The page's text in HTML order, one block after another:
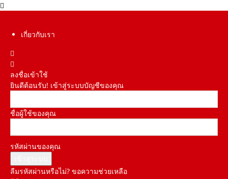
เกี่ยวกับเรา
ลงชื่อเข้าใช้
ยินดีต้อนรับ! เข้าสู่ระบบบัญชีของคุณ
ชื่อผู้ใช้ของคุณ
รหัสผ่านของคุณ
ลืมรหัสผ่านหรือไม่? ขอความช่วยเหลือ